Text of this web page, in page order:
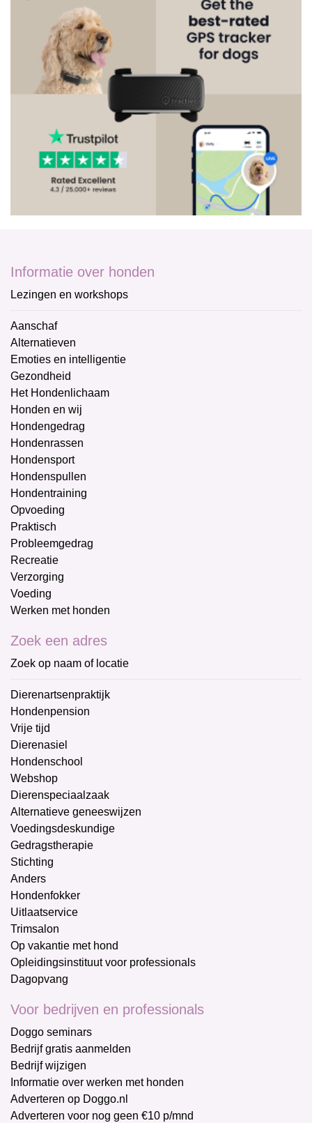
Informatie over honden
Lezingen en workshops
Aanschaf
Alternatieven
Emoties en intelligentie
Gezondheid
Het Hondenlichaam
Honden en wij
Hondengedrag
Hondenrassen
Hondensport
Hondenspullen
Hondentraining
Opvoeding
Praktisch
Probleemgedrag
Recreatie
Verzorging
Voeding
Werken met honden
Zoek een adres
Zoek op naam of locatie
Dierenartsenpraktijk
Hondenpension
Vrije tijd
Dierenasiel
Hondenschool
Webshop
Dierenspeciaalzaak
Alternatieve geneeswijzen
Voedingsdeskundige
Gedragstherapie
Stichting
Anders
Hondenfokker
Uitlaatservice
Trimsalon
Op vakantie met hond
Opleidingsinstituut voor professionals
Dagopvang
Voor bedrijven en professionals
Doggo seminars
Bedrijf gratis aanmelden
Bedrijf wijzigen
Informatie over werken met honden
Adverteren op Doggo.nl
Adverteren voor nog geen €10 p/mnd